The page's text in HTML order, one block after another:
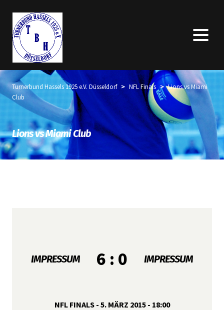
Turnerbund Hassels 1925 e.V. Düsseldorf > NFL Finals > Lions vs Miami
Club
Lions vs Miami Club
IMPRESSUM 6 : 0 IMPRESSUM
NFL FINALS - 5. MÄRZ 2015 - 18:00